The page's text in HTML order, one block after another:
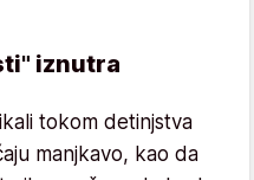
iznutra
tokom detinjstva
manjkavo, kao da